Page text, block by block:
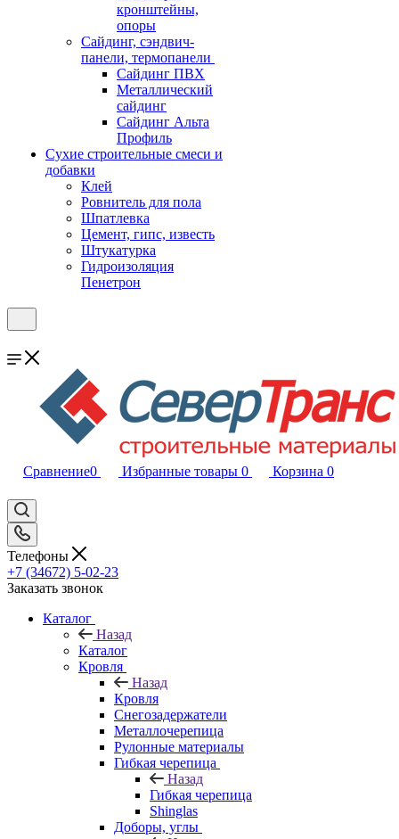
кронштейны,
опоры
Cайдинг, сэндвич-
панели, термопанели
Сайдинг ПВХ
Металлический
сайдинг
Сайдинг Альта
Профиль
Сухие строительные смеси и
добавки
Клей
Ровнитель для пола
Шпатлевка
Цемент, гипс, известь
Штукатурка
Гидроизоляция
Пенетрон
Сравнение0 Избранные товары 0 Корзина 0
Телефоны
+7 (34672) 5-02-23
Заказать звонок
Каталог
Назад
Каталог
Кровля
Назад
Кровля
Снегозадержатели
Металлочерепица
Рулонные материалы
Гибкая черепица
Назад
Гибкая черепица
Shinglas
Доборы, углы